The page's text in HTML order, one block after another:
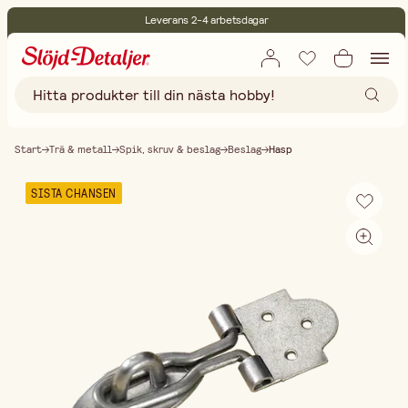
Leverans 2-4 arbetsdagar
Fri frakt vid köp över 499:-
Start Trä & metall Spik, skruv & beslag Beslag Hasp
SISTA CHANSEN